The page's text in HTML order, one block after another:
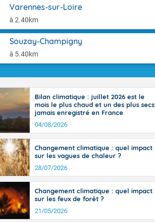
Varennes-sur-Loire
à 2.40km
Souzay-Champigny
à 5.40km
un peu
du pays,
du Massif
la
ciel est le
salve
de bons
vent,
deux
entre 11
sur les
l'intérieur
vallée de
Bilan climatique : juillet 2026 est le
mois le plus chaud et un des plus secs
jamais enregistré en France
04/08/2026
Changement climatique : quel impact
sur les vagues de chaleur ?
28/07/2026
Changement climatique : quel impact
sur les feux de forêt ?
21/05/2026